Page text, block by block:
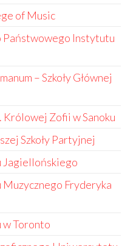
of Music
Państwowego Instytutu
– Szkoły Głównej
Królowej Zofii w Sanoku
Szkoły Partyjnej
Fryderyka
Toronto